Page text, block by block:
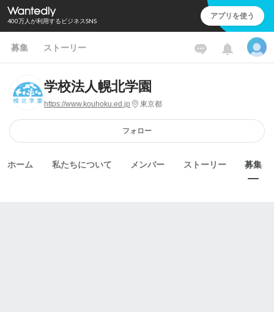
400万人が利用するビジネスSNS アプリを使う
募集 ストーリー
学校法人幌北学園
https://www.kouhoku.ed.jp 東京都
フォロー
ホーム 私たちについて メンバー ストーリー 募集